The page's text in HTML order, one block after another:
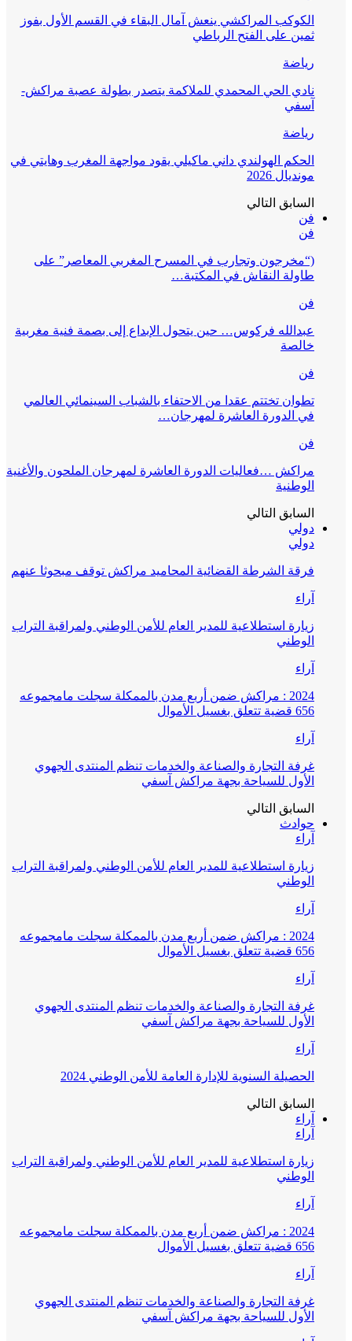
الكوكب المراكشي ينعش آمال البقاء في القسم الأول بفوز
ثمين على الفتح الرباطي
رياضة
نادي الحي المحمدي للملاكمة يتصدر بطولة عصبة مراكش-
آسفي
رياضة
الحكم الهولندي داني ماكيلي يقود مواجهة المغرب وهايتي في
مونديال 2026
السابق التالي
فن
فن
(“مخرجون وتجارب في المسرح المغربي المعاصر” على
طاولة النقاش في المكتبة…
فن
عبدالله فركوس… حين يتحول الإبداع إلى بصمة فنية مغربية
خالصة
فن
تطوان تختتم عقدا من الاحتفاء بالشباب السينمائي العالمي
في الدورة العاشرة لمهرجان…
فن
مراكش …فعاليات الدورة العاشرة لمهرجان الملحون والأغنية
الوطنية
السابق التالي
دولي
دولي
فرقة الشرطة القضائية المحاميد مراكش توقف مبحوثا عنهم
آراء
زيارة استطلاعية للمدير العام للأمن الوطني ولمراقبة التراب
الوطني
آراء
2024 : مراكش ضمن أربع مدن بالممكلة سجلت مامجموعه
656 قضية تتعلق بغسيل الأموال
آراء
غرفة التجارة والصناعة والخدمات تنظم المنتدى الجهوي
الأول للسياحة بجهة مراكش آسفي
السابق التالي
حوادث
آراء
زيارة استطلاعية للمدير العام للأمن الوطني ولمراقبة التراب
الوطني
آراء
2024 : مراكش ضمن أربع مدن بالممكلة سجلت مامجموعه
656 قضية تتعلق بغسيل الأموال
آراء
غرفة التجارة والصناعة والخدمات تنظم المنتدى الجهوي
الأول للسياحة بجهة مراكش آسفي
آراء
الحصيلة السنوية للإدارة العامة للأمن الوطني 2024
السابق التالي
آراء
آراء
زيارة استطلاعية للمدير العام للأمن الوطني ولمراقبة التراب
الوطني
آراء
2024 : مراكش ضمن أربع مدن بالممكلة سجلت مامجموعه
656 قضية تتعلق بغسيل الأموال
آراء
غرفة التجارة والصناعة والخدمات تنظم المنتدى الجهوي
الأول للسياحة بجهة مراكش آسفي